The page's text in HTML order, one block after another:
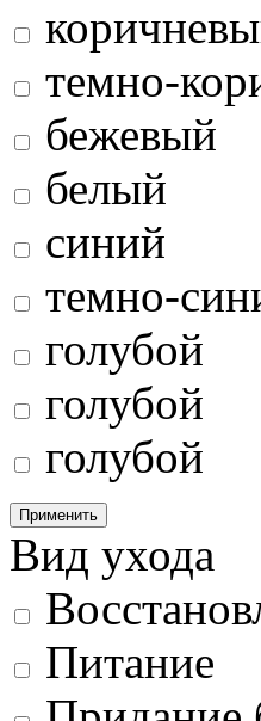
темно-
бежевый
белый
синий
темно-
голубой
голубой
голубой
Применить
Вид ухода
Питание